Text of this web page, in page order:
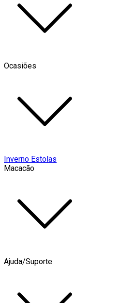
Ocasiões
Inverno Estolas
Macacão
Ajuda/Suporte